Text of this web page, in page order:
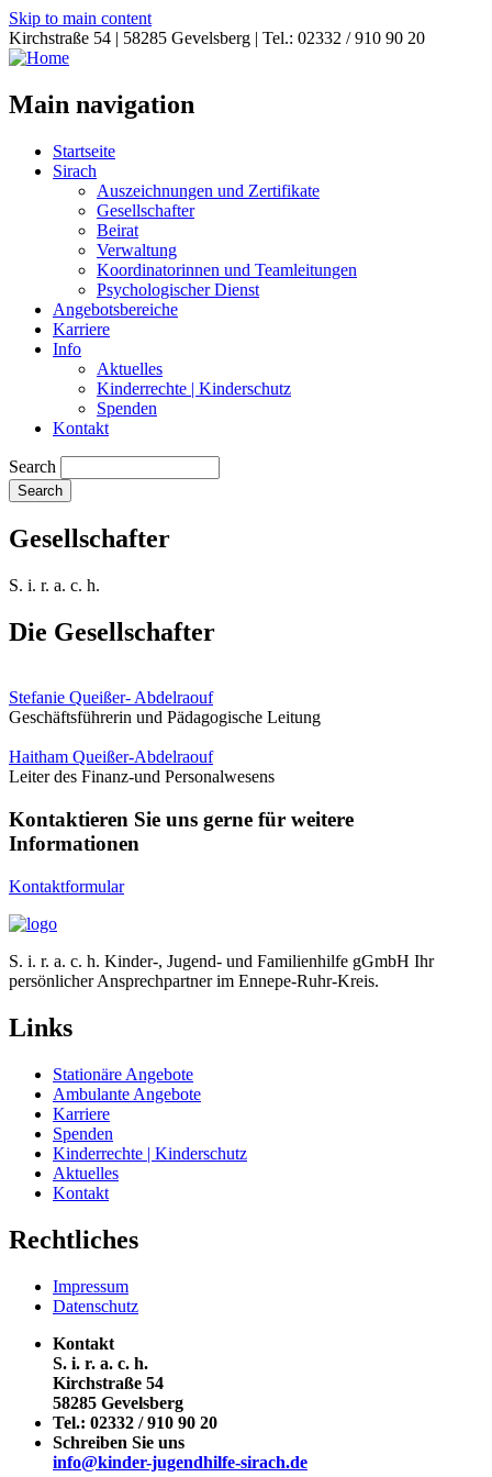
Skip to main content
Kirchstraße 54 | 58285 Gevelsberg | Tel.: 02332 / 910 90 20
Main navigation
Startseite
Sirach
Auszeichnungen und Zertifikate
Gesellschafter
Beirat
Verwaltung
Koordinatorinnen und Teamleitungen
Psychologischer Dienst
Angebotsbereiche
Karriere
Info
Aktuelles
Kinderrechte | Kinderschutz
Spenden
Kontakt
Search
Gesellschafter
S. i. r. a. c. h.
Die Gesellschafter
Stefanie Queißer- Abdelraouf
Geschäftsführerin und Pädagogische Leitung
Haitham Queißer-Abdelraouf
Leiter des Finanz-und Personalwesens
Kontaktieren Sie uns gerne für weitere
Informationen
Kontaktformular
S. i. r. a. c. h. Kinder-, Jugend- und Familienhilfe gGmbH Ihr
persönlicher Ansprechpartner im Ennepe-Ruhr-Kreis.
Links
Stationäre Angebote
Ambulante Angebote
Karriere
Spenden
Kinderrechte | Kinderschutz
Aktuelles
Kontakt
Rechtliches
Impressum
Datenschutz
Kontakt
S. i. r. a. c. h.
Kirchstraße 54
58285 Gevelsberg
Tel.: 02332 / 910 90 20
Schreiben Sie uns
info@kinder-jugendhilfe-sirach.de